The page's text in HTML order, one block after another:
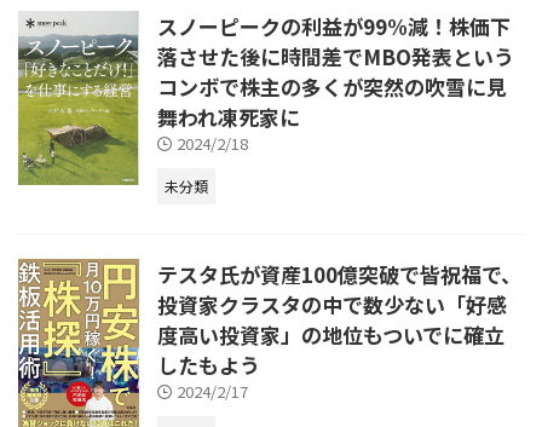
スノーピークの利益が99%減！株価下
落させた後に時間差でMBO発表という
コンボで株主の多くが突然の吹雪に見
舞われ凍死家に
2024/2/18
未分類
テスタ氏が資産100億突破で皆祝福で、
投資家クラスタの中で数少ない「好感
度高い投資家」の地位もついでに確立
したもよう
2024/2/17